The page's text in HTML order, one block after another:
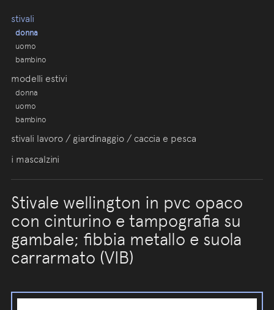
stivali
donna
uomo
bambino
modelli estivi
donna
uomo
bambino
stivali lavoro / giardinaggio / caccia e pesca
i mascalzini
Stivale wellington in pvc opaco
con cinturino e tampografia su
gambale; fibbia metallo e suola
carrarmato (VIB)